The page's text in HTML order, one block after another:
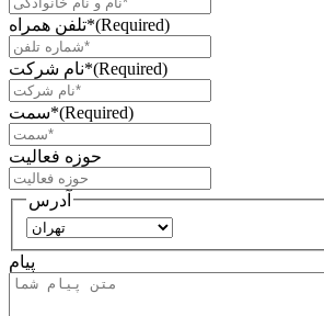
تلفن همراه*(Required)
نام شرکت*(Required)
سمت*(Required)
حوزه فعالیت
آدرس
پیام